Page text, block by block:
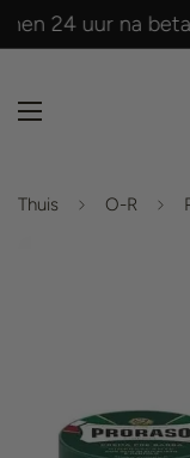
Gratis
Thuis O-R